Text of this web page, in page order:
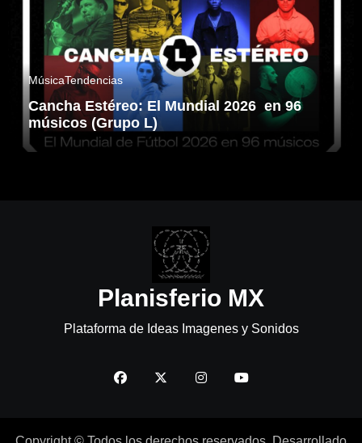
MúsicaTendencias
Cancha Estéreo: El Mundial 2026 en 96
músicos (Grupo L)
Planisferio MX
Plataforma de Ideas Imagenes y Sonidos